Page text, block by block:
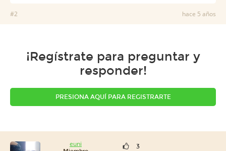
#2 hace 5 años
¡Regístrate para preguntar y
responder!
PRESIONA AQUÍ PARA REGISTRARTE
euni
3